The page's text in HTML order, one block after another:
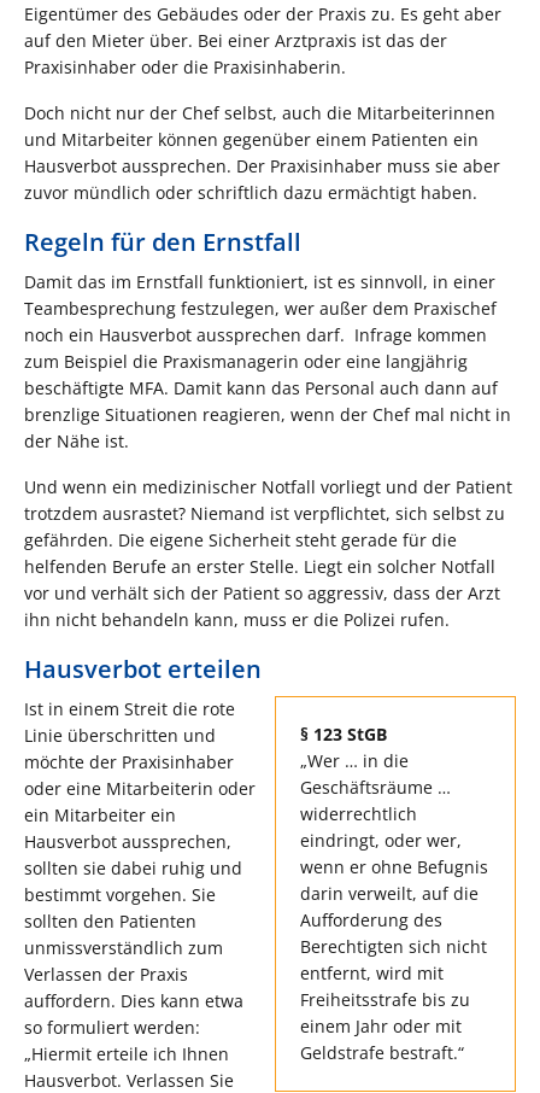
Eigentümer des Gebäudes oder der Praxis zu. Es geht aber
auf den Mieter über. Bei einer Arztpraxis ist das der
Praxisinhaber oder die Praxisinhaberin.
Doch nicht nur der Chef selbst, auch die Mitarbeiterinnen
und Mitarbeiter können gegenüber einem Patienten ein
Hausverbot aussprechen. Der Praxisinhaber muss sie aber
zuvor mündlich oder schriftlich dazu ermächtigt haben.
Regeln für den Ernstfall
Damit das im Ernstfall funktioniert, ist es sinnvoll, in einer
Teambesprechung festzulegen, wer außer dem Praxischef
noch ein Hausverbot aussprechen darf. Infrage kommen
zum Beispiel die Praxismanagerin oder eine langjährig
beschäftigte MFA. Damit kann das Personal auch dann auf
brenzlige Situationen reagieren, wenn der Chef mal nicht in
der Nähe ist.
Und wenn ein medizinischer Notfall vorliegt und der Patient
trotzdem ausrastet? Niemand ist verpflichtet, sich selbst zu
gefährden. Die eigene Sicherheit steht gerade für die
helfenden Berufe an erster Stelle. Liegt ein solcher Notfall
vor und verhält sich der Patient so aggressiv, dass der Arzt
ihn nicht behandeln kann, muss er die Polizei rufen.
Hausverbot erteilen
§ 123 StGB
„Wer … in die
Geschäftsräume …
widerrechtlich
eindringt, oder wer,
wenn er ohne Befugnis
darin verweilt, auf die
Aufforderung des
Berechtigten sich nicht
entfernt, wird mit
Freiheitsstrafe bis zu
einem Jahr oder mit
Geldstrafe bestraft.“
Ist in einem Streit die rote
Linie überschritten und
möchte der Praxisinhaber
oder eine Mitarbeiterin oder
ein Mitarbeiter ein
Hausverbot aussprechen,
sollten sie dabei ruhig und
bestimmt vorgehen. Sie
sollten den Patienten
unmissverständlich zum
Verlassen der Praxis
auffordern. Dies kann etwa
so formuliert werden:
„Hiermit erteile ich Ihnen
Hausverbot. Verlassen Sie